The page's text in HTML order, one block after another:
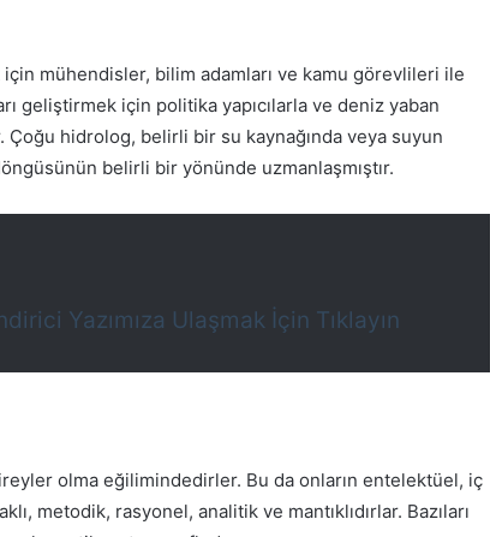
mühendisler, bilim adamları ve kamu görevlileri ile
geliştirmek için politika yapıcılarla ve deniz yaban
Çoğu hidrolog, belirli bir su kaynağında veya suyun
belirli bir yönünde uzmanlaşmıştır.
Yazımıza Ulaşmak İçin Tıklayın
olma eğilimindedirler. Bu da onların entelektüel, iç
metodik, rasyonel, analitik ve mantıklıdırlar. Bazıları